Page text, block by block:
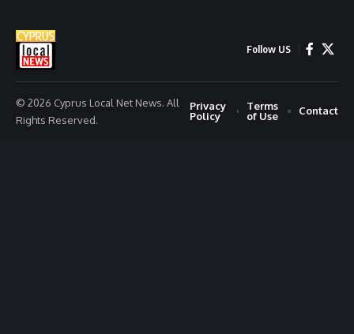
Follow US
© 2026 Cyprus Local Net News. All
Rights Reserved.
Privacy
Policy
Terms
of Use
Contact